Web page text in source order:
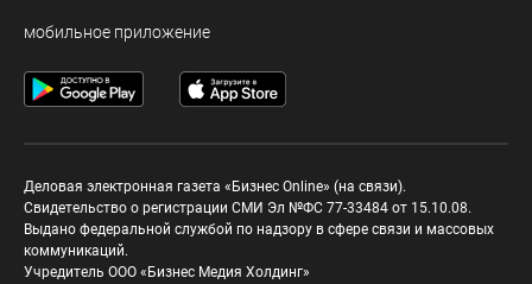
мобильное приложение
Деловая электронная газета «Бизнес Online» (на связи).
Свидетельство о регистрации СМИ Эл №ФС 77-33484 от 15.10.08.
Выдано федеральной службой по надзору в сфере связи и массовых
коммуникаций.
Учредитель ООО «Бизнес Медия Холдинг»